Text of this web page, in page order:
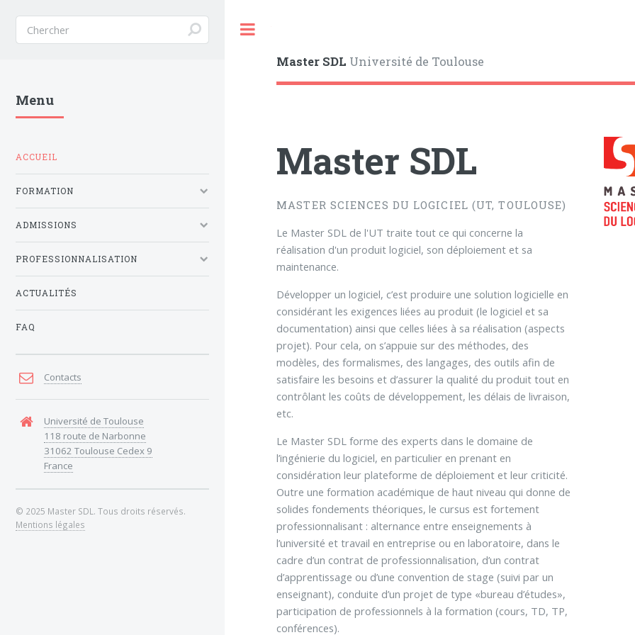
Menu
ACCUEIL
FORMATION
ADMISSIONS
PROFESSIONNALISATION
ACTUALITÉS
FAQ
Contacts
Université de Toulouse
118 route de Narbonne
31062 Toulouse Cedex 9
France
© 2025 Master SDL. Tous droits réservés.
Mentions légales
Master SDL Université de Toulouse
Master SDL
MASTER SCIENCES DU LOGICIEL (UT, TOULOUSE)
Le Master SDL de l'UT traite tout ce qui concerne la
réalisation d'un produit logiciel, son déploiement et sa
maintenance.
Développer un logiciel, c’est produire une solution logicielle en
considérant les exigences liées au produit (le logiciel et sa
documentation) ainsi que celles liées à sa réalisation (aspects
projet). Pour cela, on s’appuie sur des méthodes, des
modèles, des formalismes, des langages, des outils afin de
satisfaire les besoins et d’assurer la qualité du produit tout en
contrôlant les coûts de développement, les délais de livraison,
etc.
Le Master SDL forme des experts dans le domaine de
l’ingénierie du logiciel, en particulier en prenant en
considération leur plateforme de déploiement et leur criticité.
Outre une formation académique de haut niveau qui donne de
solides fondements théoriques, le cursus est fortement
professionnalisant : alternance entre enseignements à
l’université et travail en entreprise ou en laboratoire, dans le
cadre d’un contrat de professionnalisation, d’un contrat
d’apprentissage ou d’une convention de stage (suivi par un
enseignant), conduite d’un projet de type «bureau d’études»,
participation de professionnels à la formation (cours, TD, TP,
conférences).